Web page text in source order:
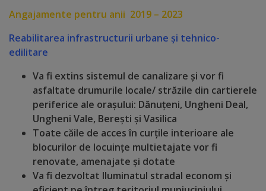
Deplasări
Bugetare
participativă
Utile
Transport
Rețeaua
transportului
Angajamente pentru anii 2019 – 2023
Reabilitarea infrastructurii urbane și tehnico-
edilitare
Va fi extins sistemul de canalizare și vor fi
asfaltate drumurile locale/ străzile din cartierele
periferice ale orașului: Dănuțeni, Ungheni Deal,
Ungheni Vale, Berești și Vasilica
Toate căile de acces în curțile interioare ale
blocurilor de locuințe multietajate vor fi
renovate, amenajate și dotate
Va fi dezvoltat Iluminatul stradal econom și